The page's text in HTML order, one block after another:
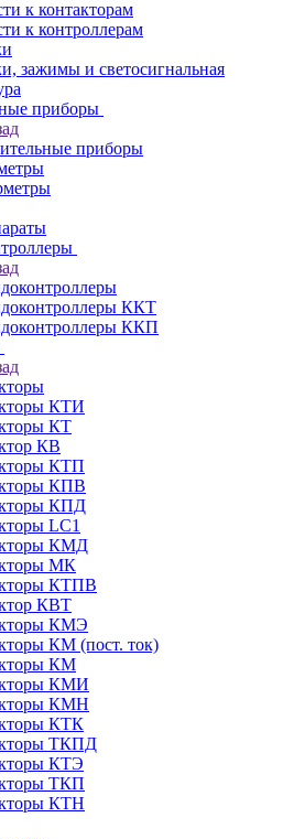
к контакторам
к контроллерам
зажимы и светосигнальная
приборы
приборы
ККТ
ККП
КТИ
КТ
КВ
КТП
КПВ
КПД
LC1
КМД
МК
КТПВ
КВТ
КМЭ
КМ (пост. ток)
КМ
КМИ
КМН
КТК
ТКПД
КТЭ
ТКП
КТН